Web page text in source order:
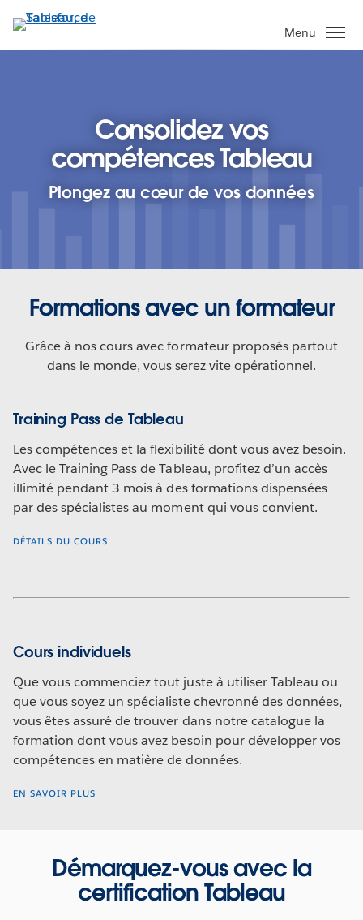
Aller
au
contenu
Menu
Consolidez vos
compétences Tableau
Plongez au cœur de vos données
Formations avec un formateur
Grâce à nos cours avec formateur proposés partout
dans le monde, vous serez vite opérationnel.
Training Pass de Tableau
Les compétences et la flexibilité dont vous avez besoin.
Avec le Training Pass de Tableau, profitez d’un accès
illimité pendant 3 mois à des formations dispensées
par des spécialistes au moment qui vous convient.
DÉTAILS DU COURS
Cours individuels
Que vous commenciez tout juste à utiliser Tableau ou
que vous soyez un spécialiste chevronné des données,
vous êtes assuré de trouver dans notre catalogue la
formation dont vous avez besoin pour développer vos
compétences en matière de données.
EN SAVOIR PLUS
Démarquez-vous avec la
certification Tableau